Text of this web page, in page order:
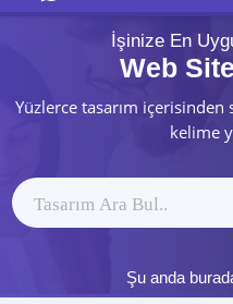
İşinize En
Web
Yüzlerce tasarım
kelime
Şu anda